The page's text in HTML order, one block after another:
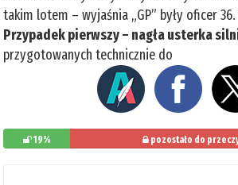
takim lotem – wyjaśnia „GP” były oficer 36.
Przypadek pierwszy – nagła usterka
przygotowanych technicznie do
19% pozostało do